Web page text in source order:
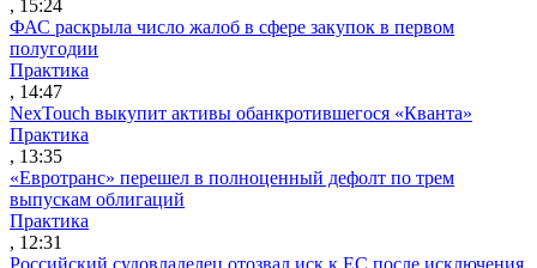
, 15:24
ФАС раскрыла число жалоб в сфере закупок в первом
полугодии
Практика
, 14:47
NexTouch выкупит активы обанкротившегося «Кванта»
Практика
, 13:35
«Евротранс» перешел в полноценный дефолт по трем
выпускам облигаций
Практика
, 12:31
Российский судовладелец отозвал иск к ЕС после исключения